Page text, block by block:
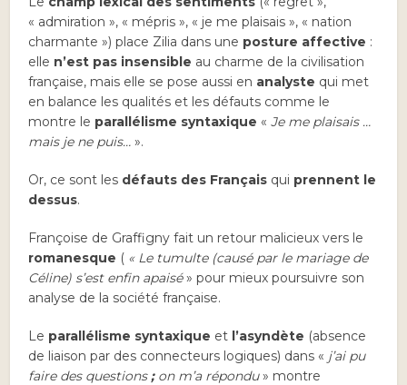
« admiration », « mépris », « je me plaisais », « nation
charmante ») place Zilia dans une posture affective :
elle n’est pas insensible au charme de la civilisation
française, mais elle se pose aussi en analyste qui met
en balance les qualités et les défauts comme le
montre le parallélisme syntaxique «Je me plaisais …
mais je ne puis…».
Or, ce sont les défauts des Français qui prennent le
dessus.
Françoise de Graffigny fait un retour malicieux vers le
romanesque ( « Le tumulte (causé par le mariage de
Céline) s’est enfin apaisé» pour mieux poursuivre son
analyse de la société française.
Le parallélisme syntaxique et l’asyndète (absence
de liaison par des connecteurs logiques) dans « j’ai pu
faire des questions ; on m’a répondu» montre